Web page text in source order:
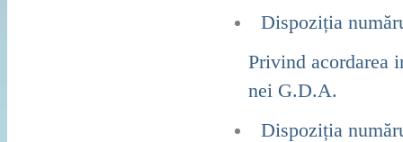
Dispoziția
Privind acordarea
nei G.D.A.
Dispoziția